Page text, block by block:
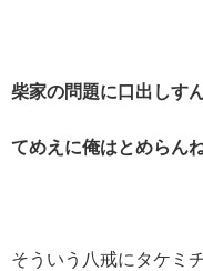
柴家の問題に口出しす
てめえに俺はとめらん
そういう八戒にタケミ